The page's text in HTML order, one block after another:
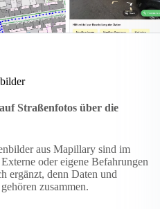
Straßenfotos über die
aus Mapillary sind im
oder eigene Befahrungen
ergänzt, denn Daten und
zusammen.